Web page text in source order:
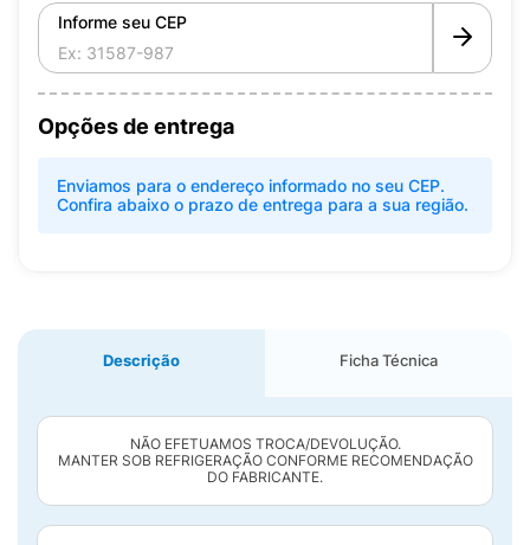
Informe seu CEP
Opções de entrega
Enviamos para o endereço informado no seu CEP.
Confira abaixo o prazo de entrega para a sua região.
Descrição Ficha Técnica
NÃO EFETUAMOS TROCA/DEVOLUÇÃO.
MANTER SOB REFRIGERAÇÃO CONFORME RECOMENDAÇÃO
DO FABRICANTE.